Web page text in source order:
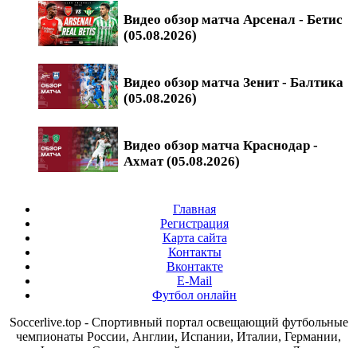
Видео обзор матча Арсенал - Бетис
(05.08.2026)
Видео обзор матча Зенит - Балтика
(05.08.2026)
Видео обзор матча Краснодар -
Ахмат (05.08.2026)
Главная
Регистрация
Карта сайта
Контакты
Вконтакте
E-Mail
Футбол онлайн
Soccerlive.top - Спортивный портал освещающий футбольные
чемпионаты России, Англии, Испании, Италии, Германии,